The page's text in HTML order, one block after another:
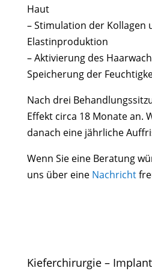
Haut
– Stimulation der Kollagen
Elastinproduktion
– Aktivierung des
Speicherung der
Nach drei
Effekt circa 18 Monate an.
danach eine jährliche
Wenn Sie eine Beratung
uns über eine Nachricht
Kieferchirurgie –